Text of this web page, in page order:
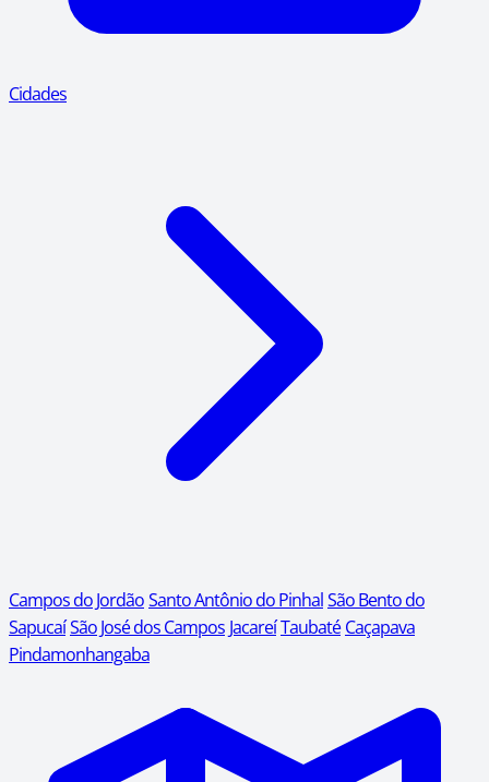
Cidades
Campos do JordãoSanto Antônio do PinhalSão Bento do
SapucaíSão José dos Campos JacareíTaubaté Caçapava
Pindamonhangaba